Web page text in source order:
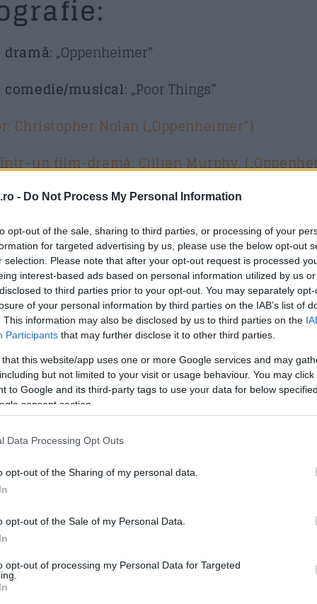
- Do Not Process My Personal Information
opt-out of the sale, sharing to third parties, or processing of your
for targeted advertising by us, please use the below opt-out
selection. Please note that after your opt-out request is processed
interest-based ads based on personal information utilized by us
to third parties prior to your opt-out. You may separately
of your personal information by third parties on the IAB’s list of
This information may also be disclosed by us to third parties on the
Participants that may further disclose it to other third parties.
that this website/app uses one or more Google services and may
but not limited to your visit or usage behaviour. You may
to Google and its third-party tags to use your data for below
consent section.
Data Processing Opt Outs
opt-out of the Sharing of my personal data.
opt-out of the Sale of my Personal Data.
opt-out of processing my Personal Data for Targeted
: „Oppenheimer”
musical: „Poor Things”
Christopher Nolan („Oppenheimer”)
un film-dramă: Cillian Murphy,
într-un film– comedie/musical: Paul Giamatti,
într-un film – dramă: Lily Gladstone,
într-un film – comedie/musical:Emma
rol secundar: Robert Downey Jr.
în rol secundar: Da’Vine Joy Randolph, („The
Justine Triet şi Arthur Harari („Anatomy of
original:„What Was I Made For?” („Barbie”)
„Anatomy of a Fall” (Franţa)
de animaţie:
Cinematografiei şi în box office: